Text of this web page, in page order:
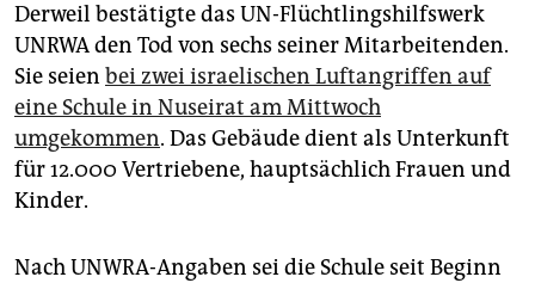
Derweil bestätigte das UN-Flüchtlingshilfswerk
UNRWA den Tod von sechs seiner Mitarbeitenden.
Sie seien bei zwei israelischen Luftangriffen auf
eine Schule in Nuseirat am Mittwoch
umgekommen. Das Gebäude dient als Unterkunft
für 12.000 Vertriebene, hauptsächlich Frauen und
Kinder.
Nach UNWRA-Angaben sei die Schule seit Beginn